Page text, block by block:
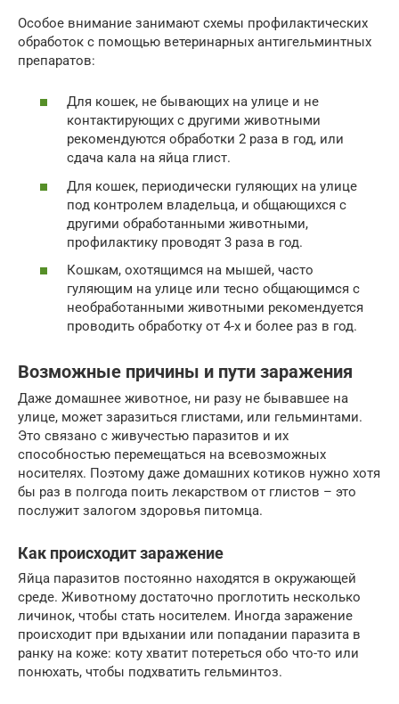
Особое внимание занимают схемы профилактических
обработок с помощью ветеринарных антигельминтных
препаратов:
Для кошек, не бывающих на улице и не
контактирующих с другими животными
рекомендуются обработки 2 раза в год, или
сдача кала на яйца глист.
Для кошек, периодически гуляющих на улице
под контролем владельца, и общающихся с
другими обработанными животными,
профилактику проводят 3 раза в год.
Кошкам, охотящимся на мышей, часто
гуляющим на улице или тесно общающимся с
необработанными животными рекомендуется
проводить обработку от 4-х и более раз в год.
Возможные причины и пути заражения
Даже домашнее животное, ни разу не бывавшее на
улице, может заразиться глистами, или гельминтами.
Это связано с живучестью паразитов и их
способностью перемещаться на всевозможных
носителях. Поэтому даже домашних котиков нужно хотя
бы раз в полгода поить лекарством от глистов – это
послужит залогом здоровья питомца.
Как происходит заражение
Яйца паразитов постоянно находятся в окружающей
среде. Животному достаточно проглотить несколько
личинок, чтобы стать носителем. Иногда заражение
происходит при вдыхании или попадании паразита в
ранку на коже: коту хватит потереться обо что-то или
понюхать, чтобы подхватить гельминтоз.